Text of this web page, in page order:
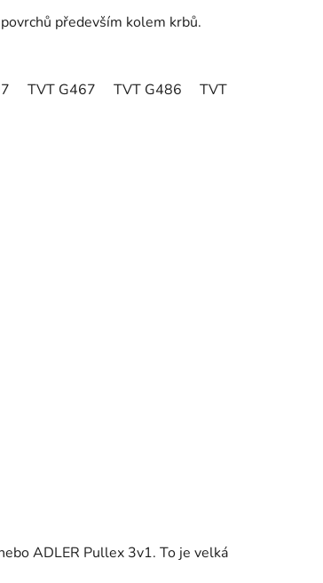
především kolem krbů.
TVT G467 TVT G486 TVT H398
ADLER Pullex 3v1. To je velká